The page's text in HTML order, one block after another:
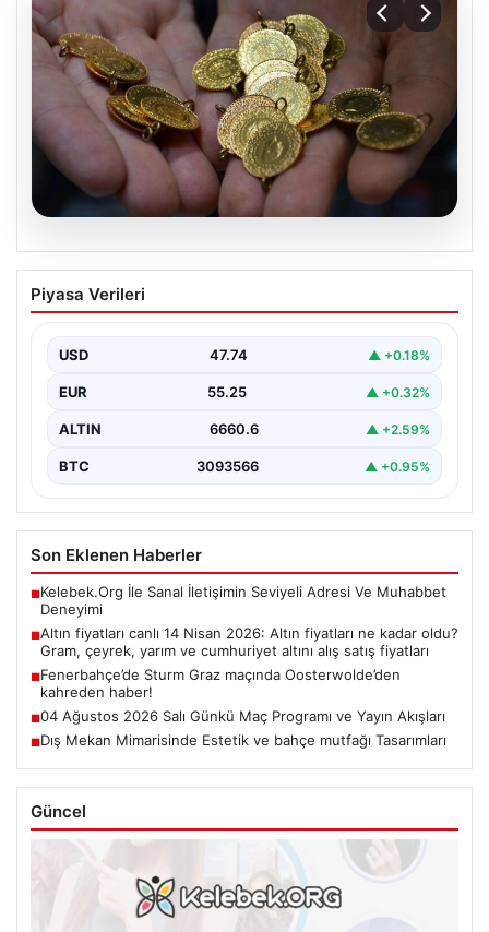
07.08.2026
Altın fiyatları canlı 14 Nisan 2026: Altın
fiyatları ne kadar oldu? Gram, çeyrek,
fiyatları
Piyasa Verileri
USD 47.74 ▲ +0.18%
EUR 55.25 ▲ +0.32%
ALTIN 6660.6 ▲ +2.59%
BTC 3093566 ▲ +0.95%
Son Eklenen Haberler
■Kelebek.Org İle Sanal İletişimin Seviyeli Adresi Ve Muhabbet
Deneyimi
■Altın fiyatları canlı 14 Nisan 2026: Altın fiyatları ne kadar oldu?
Gram, çeyrek, yarım ve cumhuriyet altını alış satış fiyatları
■Fenerbahçe’de Sturm Graz maçında Oosterwolde’den
kahreden haber!
■04 Ağustos 2026 Salı Günkü Maç Programı ve Yayın Akışları
■Dış Mekan Mimarisinde Estetik ve bahçe mutfağı Tasarımları
Güncel